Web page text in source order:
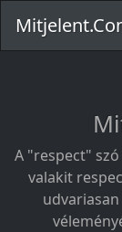
A "respect"
valakit